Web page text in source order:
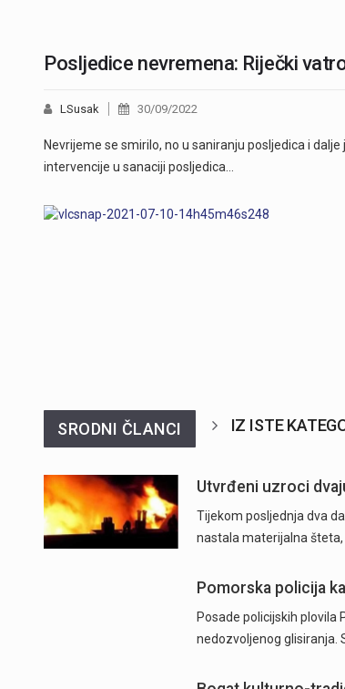
Posljedice nevremena: Riječki
LSusak 30/09/2022
Nevrijeme se smirilo, no u saniranju posljedica i
intervencije u sanaciji posljedica…
SRODNI ČLANCI IZ ISTE
Utvrđeni uzroci
Tijekom posljednja dva
nastala materijalna šteta,
Pomorska policija
Posade policijskih plovila
nedozvoljenog glisiranja.